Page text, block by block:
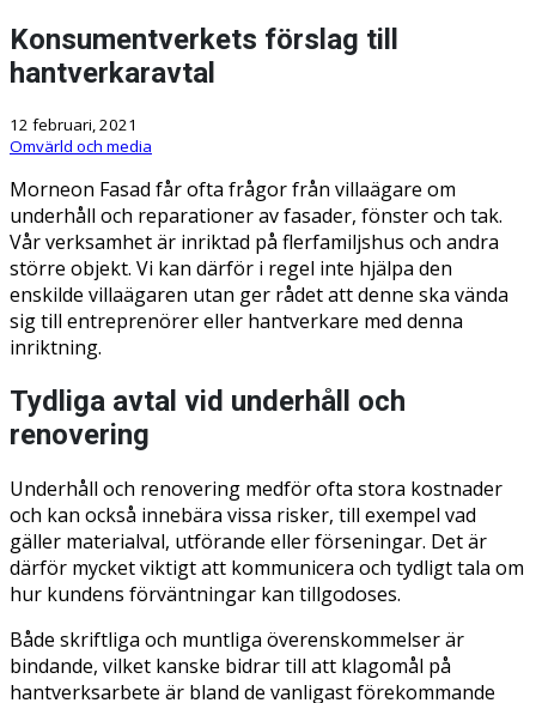
Konsumentverkets förslag till
hantverkaravtal
12 februari, 2021
Omvärld och media
Morneon Fasad får ofta frågor från villaägare om
underhåll och reparationer av fasader, fönster och tak.
Vår verksamhet är inriktad på flerfamiljshus och andra
större objekt. Vi kan därför i regel inte hjälpa den
enskilde villaägaren utan ger rådet att denne ska vända
sig till entreprenörer eller hantverkare med denna
inriktning.
Tydliga avtal vid underhåll och
renovering
Underhåll och renovering medför ofta stora kostnader
och kan också innebära vissa risker, till exempel vad
gäller materialval, utförande eller förseningar. Det är
därför mycket viktigt att kommunicera och tydligt tala om
hur kundens förväntningar kan tillgodoses.
Både skriftliga och muntliga överenskommelser är
bindande, vilket kanske bidrar till att klagomål på
hantverksarbete är bland de vanligast förekommande